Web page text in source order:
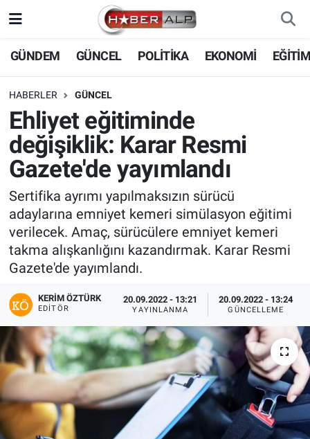
GÜNDEM GÜNCEL POLİTİKA EKONOMİ
HABERLER GÜNCEL
Ehliyet eğitiminde
değişiklik: Karar Resmi
Gazete'de yayımlandı
Sertifika ayrımı yapılmaksızın sürücü
adaylarına emniyet kemeri simülasyon eğitimi
verilecek. Amaç, sürücülere emniyet kemeri
takma alışkanlığını kazandırmak. Karar Resmi
Gazete'de yayımlandı.
KERIM ÖZTÜRK
EDITÖR
20.09.2022 - 13:21
YAYINLANMA
20.09.2022 - 13:24
GÜNCELLEME
Nöbetçi Eczaneler
Hava Durumu
Trafik Durumu
Süper Lig Puan Durumu ve Fikstür
Tüm Manşetler
Son Dakika Haberleri
Haber Arşivi